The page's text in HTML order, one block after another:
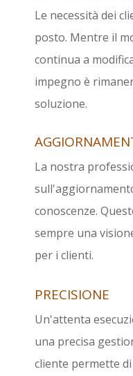
Le necessità dei
posto. Mentre il
continua a
impegno è
soluzione.
La nostra
conoscenze.
sempre una
per i clienti.
PRECISIONE
Un'attenta
una precisa
cliente permette